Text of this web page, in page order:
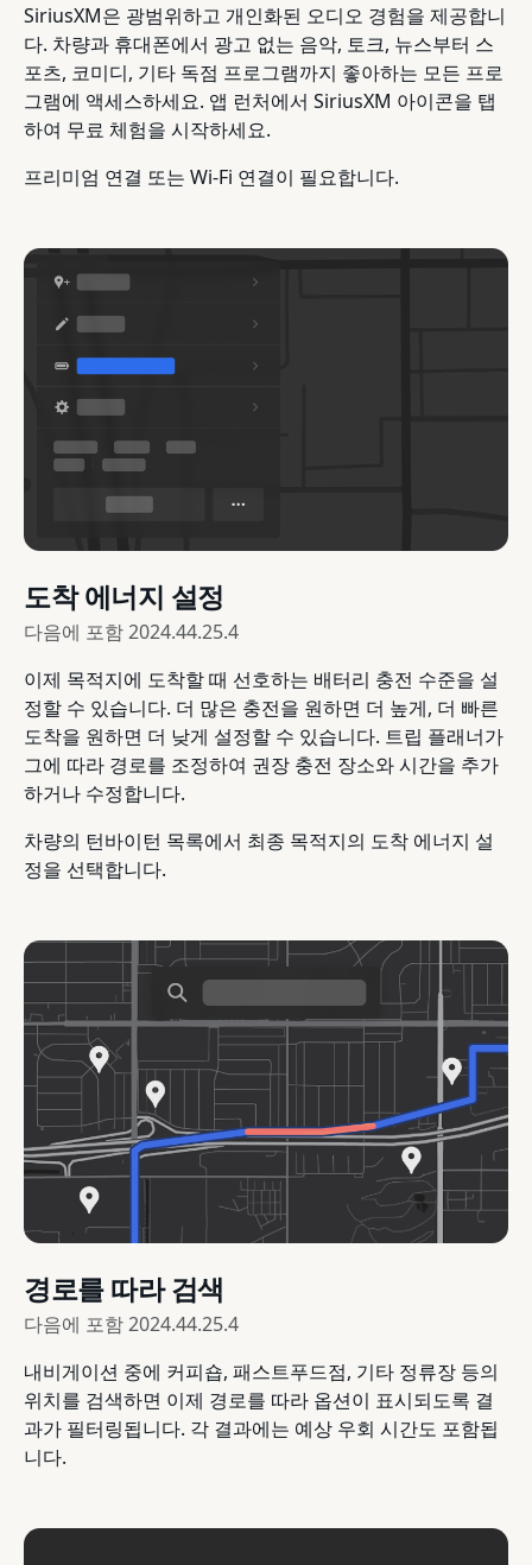
SiriusXM은 광범위하고 개인화된 오디오 경험을 제공합니
다. 차량과 휴대폰에서 광고 없는 음악, 토크, 뉴스부터 스
포츠, 코미디, 기타 독점 프로그램까지 좋아하는 모든 프로
그램에 액세스하세요. 앱 런처에서 SiriusXM 아이콘을 탭
하여 무료 체험을 시작하세요.
프리미엄 연결 또는 Wi-Fi 연결이 필요합니다.
도착 에너지 설정
다음에 포함2024.44.25.4
이제 목적지에 도착할 때 선호하는 배터리 충전 수준을 설
정할 수 있습니다. 더 많은 충전을 원하면 더 높게, 더 빠른
도착을 원하면 더 낮게 설정할 수 있습니다. 트립 플래너가
그에 따라 경로를 조정하여 권장 충전 장소와 시간을 추가
하거나 수정합니다.
차량의 턴바이턴 목록에서 최종 목적지의 도착 에너지 설
정을 선택합니다.
경로를 따라 검색
다음에 포함2024.44.25.4
내비게이션 중에 커피숍, 패스트푸드점, 기타 정류장 등의
위치를 검색하면 이제 경로를 따라 옵션이 표시되도록 결
과가 필터링됩니다. 각 결과에는 예상 우회 시간도 포함됩
니다.